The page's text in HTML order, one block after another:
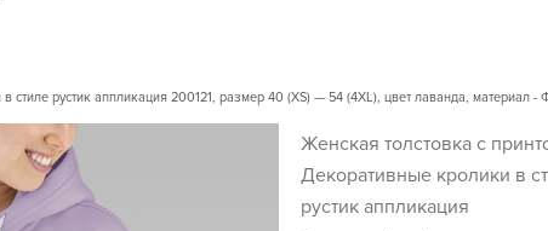
рустик аппликация 200121, размер 40 (XS) — 54 (4XL), цвет лаванда, материал -
Женская толстовка с принтом
Декоративные кролики в
рустик аппликация